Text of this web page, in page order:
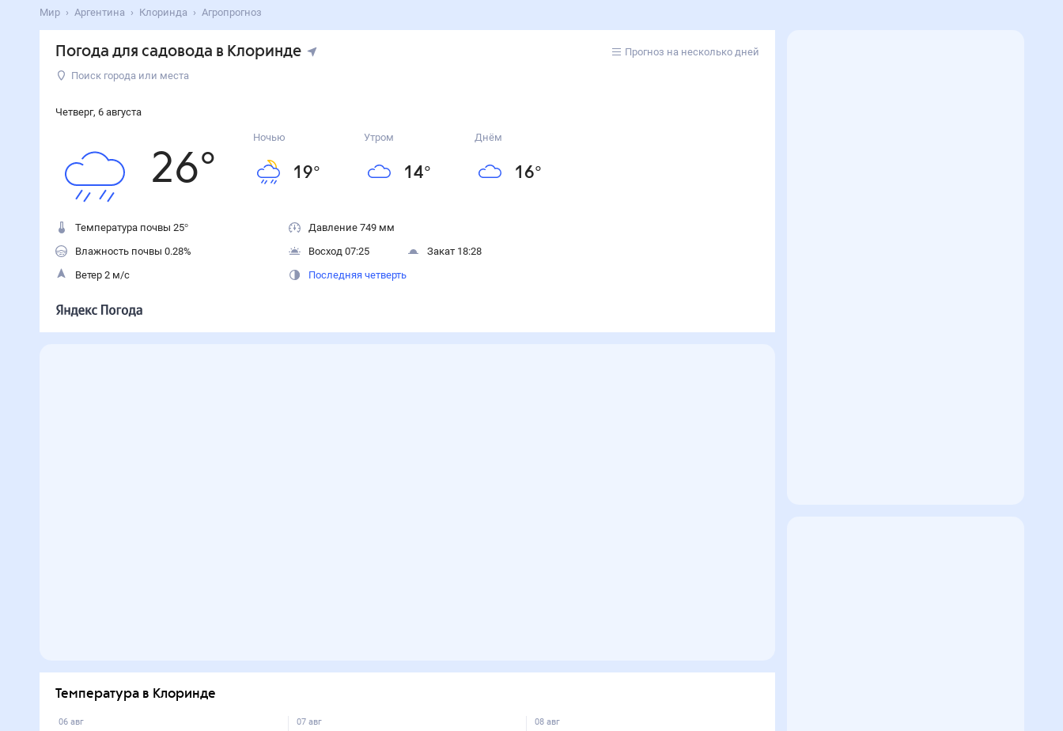
Мир Аргентина Клоринда Агропрогноз
Погода для садовода в Клоринде
Прогноз на несколько дней
Поиск города или места
Четверг, 6 августа
26°
Ночью
19°
Утром
14°
Днём
16°
Температура почвы 25°
Влажность почвы 0.28%
Ветер 2 м/с
Давление 749 мм
Восход 07:25
Закат 18:28
Последняя четверть
Температура в Клоринде
06 авг 07 авг 08 авг